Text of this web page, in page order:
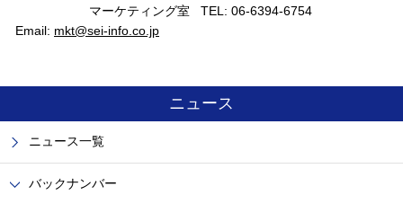
マーケティング室
TEL: 06-6394-6754
Email: mkt@sei-info.co.jp
ニュース
ニュース一覧
バックナンバー